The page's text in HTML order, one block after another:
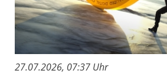
27.07.2026, 07:37 Uhr